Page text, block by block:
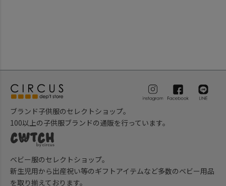
ブランド子供服のセレクトショップ。
100以上の子供服ブランドの通販を行っています。
ベビー服のセレクトショップ。
新生児用から出産祝い等のギフトアイテムなど多数のベビー用品
を取り揃えております。